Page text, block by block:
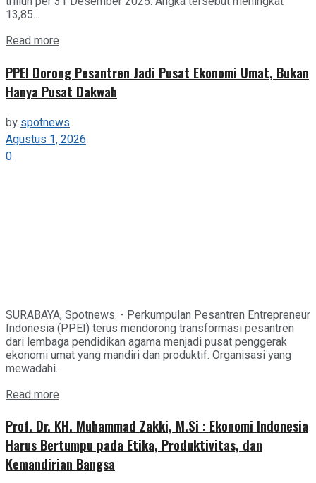
13,85...
Read more
PPEI Dorong Pesantren Jadi Pusat Ekonomi Umat, Bukan
Hanya Pusat Dakwah
by spotnews
Agustus 1, 2026
0
SURABAYA, Spotnews. - Perkumpulan Pesantren Entrepreneur
Indonesia (PPEI) terus mendorong transformasi pesantren
dari lembaga pendidikan agama menjadi pusat penggerak
ekonomi umat yang mandiri dan produktif. Organisasi yang
mewadahi...
Read more
Prof. Dr. KH. Muhammad Zakki, M.Si : Ekonomi Indonesia
Harus Bertumpu pada Etika, Produktivitas, dan
Kemandirian Bangsa